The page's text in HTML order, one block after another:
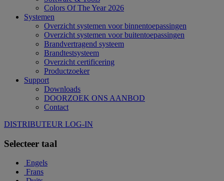
Colors Of The Year 2026
Systemen
Overzicht systemen voor binnentoepassingen
Overzicht systemen voor buitentoepassingen
Brandvertragend systeem
Brandtestsysteem
Overzicht certificering
Productzoeker
Support
Downloads
DOORZOEK ONS AANBOD
Contact
DISTRIBUTEUR LOG-IN
Selecteer taal
Engels
Frans